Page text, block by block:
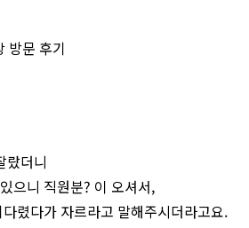
랐더니
으니 직원분? 이 오셔서,
렸다가 자르라고 말해주시더라고요.